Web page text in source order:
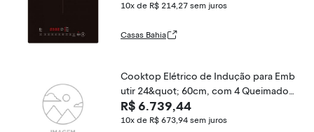
10x de R$ 214,27 sem juros
Casas Bahia
Cooktop Elétrico de Indução para Emb
utir 24&quot; 60cm, com 4 Queimador
es e Controle Digital, 220V 6000W, K&H
IN24 6004, Preto
R$ 6.739,44
10x de R$ 673,94 sem juros